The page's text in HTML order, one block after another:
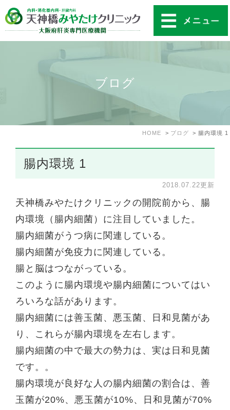
ブログ
HOME ブログ 腸内環境 1
腸内環境 1
2018.07.22更新
天神橋みやたけクリニックの開院前から、腸
内環境（腸内細菌）に注目していました。
腸内細菌がうつ病に関連している。
腸内細菌が免疫力に関連している。
腸と脳はつながっている。
このように腸内環境や腸内細菌についてはい
ろいろな話があります。
腸内細菌には善玉菌、悪玉菌、日和見菌があ
り、これらが腸内環境を左右します。
腸内細菌の中で最大の勢力は、実は日和見菌
です。。
腸内環境が良好な人の腸内細菌の割合は、善
玉菌が20%、悪玉菌が10%、日和見菌が70%